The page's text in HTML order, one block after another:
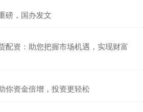
磅，国办发文
配资：助您把握市场机遇，实现财富
你资金倍增，投资更轻松